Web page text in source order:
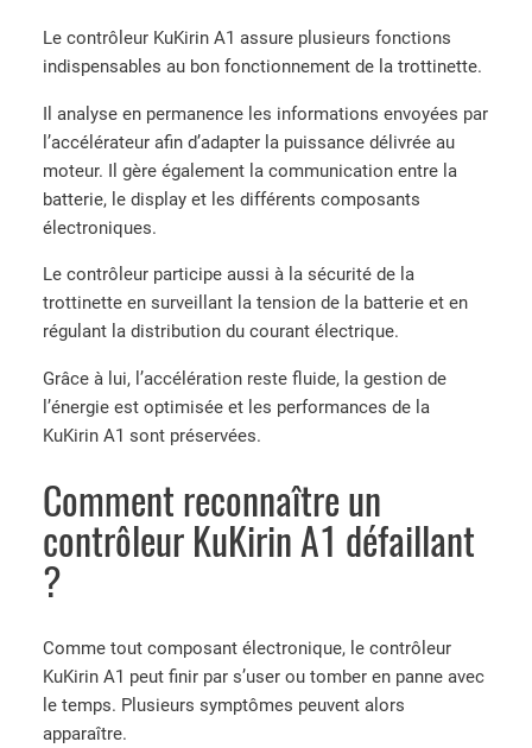
Le contrôleur KuKirin A1 assure plusieurs fonctions
indispensables au bon fonctionnement de la trottinette.
Il analyse en permanence les informations envoyées par
l’accélérateur afin d’adapter la puissance délivrée au
moteur. Il gère également la communication entre la
batterie, le display et les différents composants
électroniques.
Le contrôleur participe aussi à la sécurité de la
trottinette en surveillant la tension de la batterie et en
régulant la distribution du courant électrique.
Grâce à lui, l’accélération reste fluide, la gestion de
l’énergie est optimisée et les performances de la
KuKirin A1 sont préservées.
Comment reconnaître un
contrôleur KuKirin A1 défaillant
?
Comme tout composant électronique, le contrôleur
KuKirin A1 peut finir par s’user ou tomber en panne avec
le temps. Plusieurs symptômes peuvent alors
apparaître.